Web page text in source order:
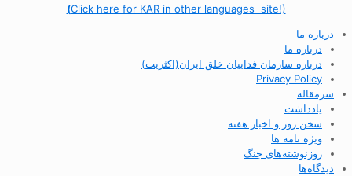
(Click here for KAR in other languages site!)
درباره ما
درباره ما
درباره سازمان فداییان خلق ایران(اکثریت)
Privacy Policy
سرمقاله
یادداشت
سخن روز و اخبار هفته
ویژه نامه ها
روزنوشته‌های جنگ
دیدگاه‌ها